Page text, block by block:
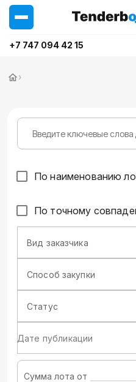
+7 747 094 42 15
›
По наименованию
По точному
Вид заказчика
Способ закупки
Статус
Дате публикации
Сумма лота от